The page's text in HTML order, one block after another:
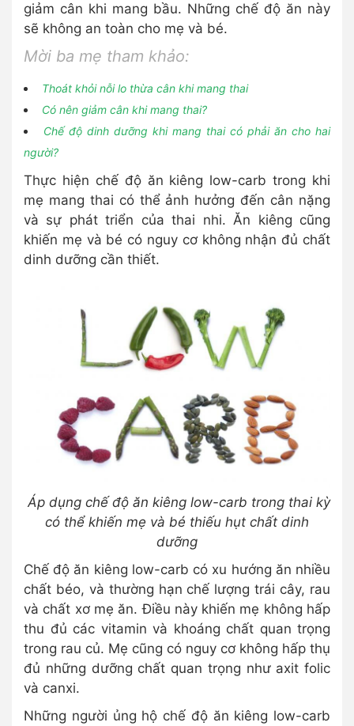
giảm cân khi mang bầu. Những chế độ ăn này
sẽ không an toàn cho mẹ và bé.
Mời ba mẹ tham khảo:
Thoát khỏi nỗi lo thừa cân khi mang thai
Có nên giảm cân khi mang thai?
Chế độ dinh dưỡng khi mang thai có phải ăn cho hai
người?
Thực hiện chế độ ăn kiêng low-carb trong khi
mẹ mang thai có thể ảnh hưởng đến cân nặng
và sự phát triển của thai nhi. Ăn kiêng cũng
khiến mẹ và bé có nguy cơ không nhận đủ chất
dinh dưỡng cần thiết.
Áp dụng chế độ ăn kiêng low-carb trong thai kỳ
có thể khiến mẹ và bé thiếu hụt chất dinh
dưỡng
Chế độ ăn kiêng low-carb có xu hướng ăn nhiều
chất béo, và thường hạn chế lượng trái cây, rau
và chất xơ mẹ ăn. Điều này khiến mẹ không hấp
thu đủ các vitamin và khoáng chất quan trọng
trong rau củ. Mẹ cũng có nguy cơ không hấp thụ
đủ những dưỡng chất quan trọng như axit folic
và canxi.
Những người ủng hộ chế độ ăn kiêng low-carb